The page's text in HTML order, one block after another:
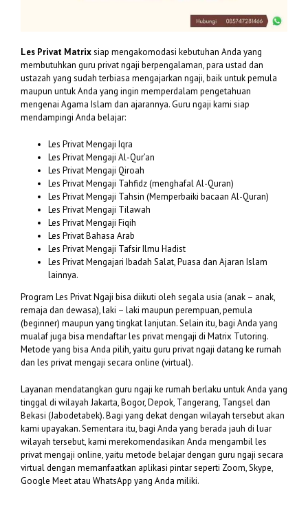
Les Privat Matrixsiap mengakomodasi kebutuhan Anda yang
membutuhkan guru privat ngaji berpengalaman, para ustad dan
ustazah yang sudah terbiasa mengajarkan ngaji, baik untuk pemula
maupun untuk Anda yang ingin memperdalam pengetahuan
mengenai Agama Islam dan ajarannya. Guru ngaji kami siap
mendampingi Anda belajar:
Les Privat Mengaji Iqra
Les Privat Mengaji Al-Qur’an
Les Privat Mengaji Qiroah
Les Privat Mengaji Tahfidz (menghafal Al-Quran)
Les Privat Mengaji Tahsin (Memperbaiki bacaan Al-Quran)
Les Privat Mengaji Tilawah
Les Privat Mengaji Fiqih
Les Privat Bahasa Arab
Les Privat Mengaji Tafsir Ilmu Hadist
Les Privat Mengajari Ibadah Salat, Puasa dan Ajaran Islam
lainnya.
Program Les Privat Ngaji bisa diikuti oleh segala usia (anak – anak,
remaja dan dewasa), laki – laki maupun perempuan, pemula
(beginner) maupun yang tingkat lanjutan. Selain itu, bagi Anda yang
mualaf juga bisa mendaftar les privat mengaji di Matrix Tutoring.
Metode yang bisa Anda pilih, yaitu guru privat ngaji datang ke rumah
dan les privat mengaji secara online (virtual).
Layanan mendatangkan guru ngaji ke rumah berlaku untuk Anda yang
tinggal di wilayah Jakarta, Bogor, Depok, Tangerang, Tangsel dan
Bekasi (Jabodetabek). Bagi yang dekat dengan wilayah tersebut akan
kami upayakan. Sementara itu, bagi Anda yang berada jauh di luar
wilayah tersebut, kami merekomendasikan Anda mengambil les
privat mengaji online, yaitu metode belajar dengan guru ngaji secara
virtual dengan memanfaatkan aplikasi pintar seperti Zoom, Skype,
Google Meet atau WhatsApp yang Anda miliki.